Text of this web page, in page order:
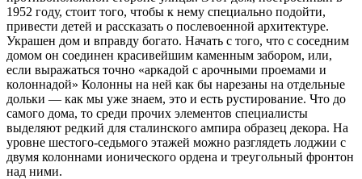
1952 году, стоит того, чтобы к нему специально подойти,
привести детей и рассказать о послевоенной архитектуре.
Украшен дом и вправду богато. Начать с того, что с соседним
домом он соединен красивейшим каменным забором, или,
если выражаться точно «аркадой с арочными проемами и
колоннадой» Колонны на ней как бы нарезаны на отдельные
дольки — как мы уже знаем, это и есть рустирование. Что до
самого дома, то среди прочих элементов специалисты
выделяют редкий для сталинского ампира образец декора. На
уровне шестого-седьмого этажей можно разглядеть лоджии с
двумя колоннами ионического ордена и треугольный фронтон
над ними.